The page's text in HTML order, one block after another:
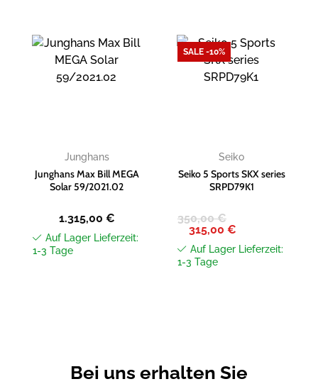
Wunschliste
Junghans
Junghans Max Bill MEGA
Solar 59/2021.02
1.315,00 €
Auf Lager Lieferzeit:
1-3 Tage
SALE -10%
Wunschliste
Seiko
Seiko 5 Sports SKX series
SRPD79K1
350,00€
Ursprünglicher
Preis
war:
350,00 €
315,00 €
ist:
315,00 €.
Auf Lager Lieferzeit:
1-3 Tage
Bei uns erhalten Sie